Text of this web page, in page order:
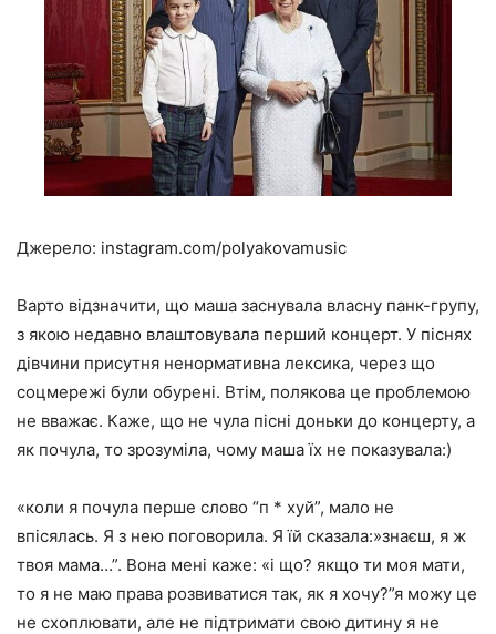
Джерело: instagram.com/polyakovamusic
Варто відзначити, що маша заснувала власну панк-групу,
з якою недавно влаштовувала перший концерт. У піснях
дівчини присутня ненормативна лексика, через що
соцмережі були обурені. Втім, полякова це проблемою
не вважає. Каже, що не чула пісні доньки до концерту, а
як почула, то зрозуміла, чому маша їх не показувала:)
«коли я почула перше слово “п * хуй”, мало не
впісялась. Я з нею поговорила. Я їй сказала:»знаєш, я ж
твоя мама…”. Вона мені каже: «і що? якщо ти моя мати,
то я не маю права розвиватися так, як я хочу?”я можу це
не схоплювати, але не підтримати свою дитину я не